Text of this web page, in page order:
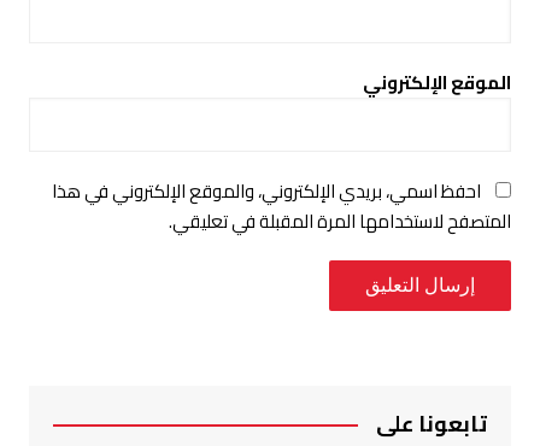
الموقع الإلكتروني
احفظ اسمي، بريدي الإلكتروني، والموقع الإلكتروني في هذا
المتصفح لاستخدامها المرة المقبلة في تعليقي.
تابعونا على